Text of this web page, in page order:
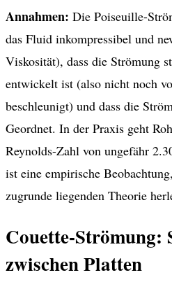
Annahmen: Die Poiseuille-
das Fluid inkompressibel und
Viskosität), dass die Strömung
entwickelt ist (also nicht noch
beschleunigt) und dass die
Geordnet. In der Praxis geht
Reynolds-Zahl von ungefähr
ist eine empirische
zugrunde liegenden Theorie
Couette-Strömung:
zwischen Platten